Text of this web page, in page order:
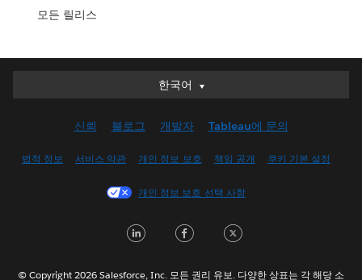
모든 릴리스
한국어
한국어
English (UK)
Français (Canada)
Italiano
신뢰 블로그 개발자 Tableau에 문의
법적 정보 서비스 약관 개인 정보 보호 책임 공개 쿠키 기본 설정
개인 정보 보호 선택 사항
LinkedInFacebook
© Copyright 2026 Salesforce, Inc. 모든 권리 유보. 다양한 상표는 각 해당 소